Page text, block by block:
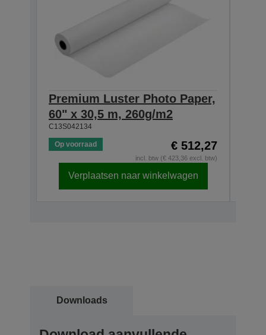
Premium Luster Photo Paper,
60" x 30,5 m, 260g/m2
C13S042134
Op voorraad € 512,27
incl. btw (€ 423,36 excl. btw)
Verplaatsen naar winkelwagen
Downloads